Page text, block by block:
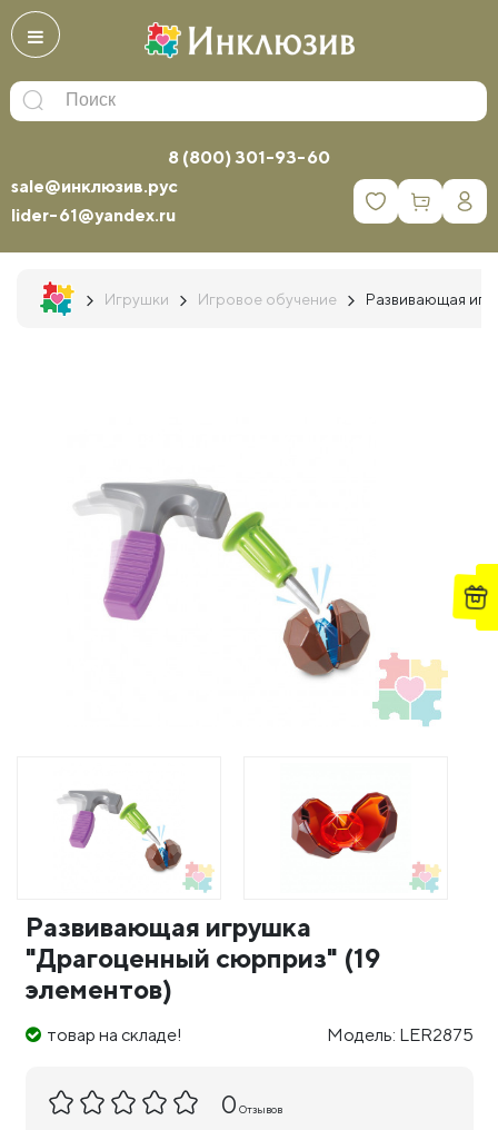
8 (800) 301-93-60
sale@инклюзив.рус
lider-61@yandex.ru
0
Игрушки Игровое обучение Развивающая
Развивающая игрушка
"Драгоценный сюрприз" (19
элементов)
товар на складе! Модель: LER2875
0 Отзывов